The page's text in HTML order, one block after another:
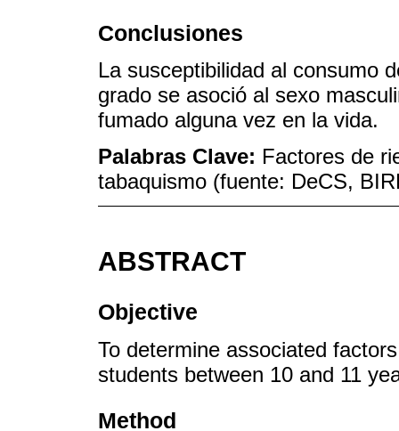
Conclusiones
La susceptibilidad al consumo
grado se asoció al sexo
fumado alguna vez en la vida.
Palabras Clave: Factores de
tabaquismo (fuente: DeCS,
ABSTRACT
Objective
To determine associated
students between 10 and 11
Method